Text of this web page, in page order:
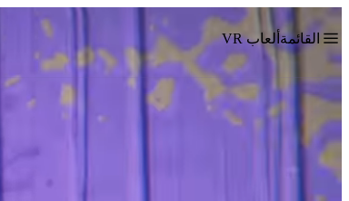
القائمةألعاب VR